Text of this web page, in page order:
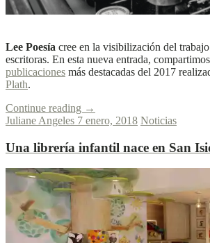
Lee Poesía cree en la visibilización del trabajo
escritoras. En esta nueva entrada,
publicaciones más destacadas del 2017
Plath.
Continue reading →
Juliane Angeles 7 enero, 2018 Noticias
Una librería infantil nace en San